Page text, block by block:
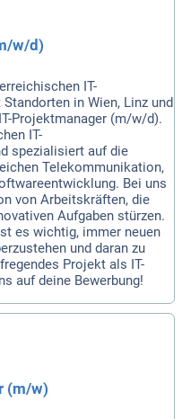
w/d)
IT-
in Wien, Linz und
Projektmanager (m/w/d).
IT-
spezialisiert auf die
Telekommunikation,
Bei uns
von Arbeitskräften, die
Aufgaben stürzen.
es wichtig, immer neuen
und daran zu
Projekt als IT-
auf deine Bewerbung!
(m/w)